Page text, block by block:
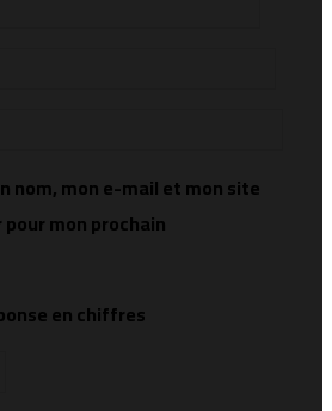
nom, mon e-mail et mon site
mon prochain
en chiffres